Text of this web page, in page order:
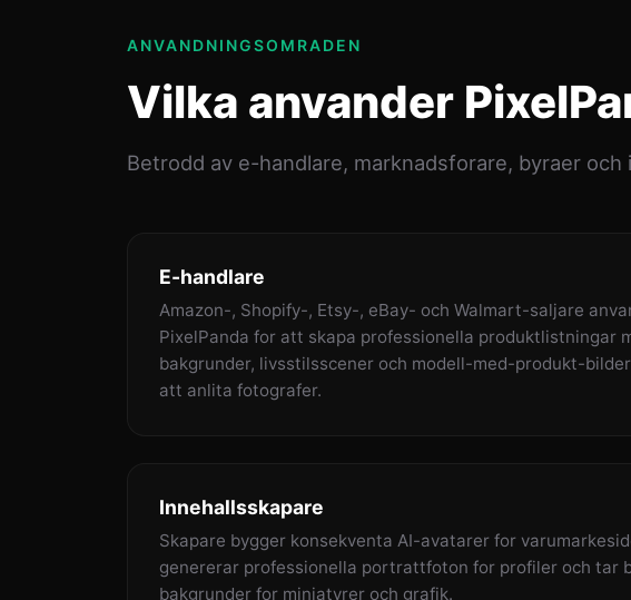
ANVANDNINGSOMRADEN
Vilka anvander
Betrodd av e-handlare, marknadsforare, byraer och
E-handlare
Amazon-, Shopify-, Etsy-, eBay- och Walmart-saljare
PixelPanda for att skapa professionella produktlistningar
bakgrunder, livsstilsscener och modell-med-produkt-
att anlita fotografer.
Innehallsskapare
Skapare bygger konsekventa AI-avatarer for
genererar professionella portrattfoton for profiler och tar
bakgrunder for miniatyrer och grafik.